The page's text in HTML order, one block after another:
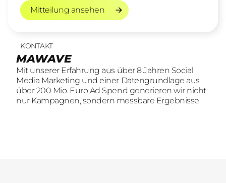
Mitteilung ansehen
Mitteilung ansehen
KONTAKT
MAWAVE
Mit unserer Erfahrung aus über 8 Jahren Social
Media Marketing und einer Datengrundlage aus
über 200 Mio. Euro Ad Spend generieren wir nicht
nur Kampagnen, sondern messbare Ergebnisse.
UNSERE LEISTUNGEN
SOCIAL LEAD AGENTUR
Mit unserer Erfahrung aus über 8 Jahren Social
Media Marketing und einer Datengrundlage aus
über 200 Mio. Euro Ad Spend generieren wir nicht
nur Kampagnen, sondern messbare Ergebnisse.
23 offene Stellen
KOMM INS TEAM
Wir sind auf der Suche nach motivierten und
engagierten Menschen, die mit kreativen Ideen
und LeidenschaftConsumer Brands auf Social
übersetzen.